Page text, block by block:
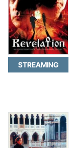
STREAMING